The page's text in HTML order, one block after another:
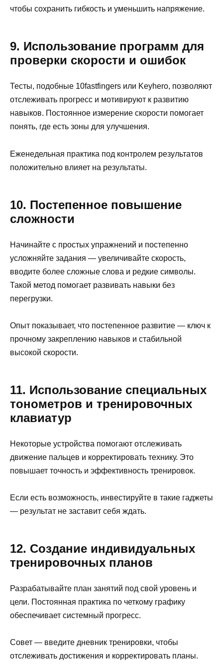
чтобы сохранить гибкость и уменьшить напряжение.
9. Использование программ для
проверки скорости и ошибок
Тесты, подобные 10fastfingers или Keyhero, позволяют
отслеживать прогресс и мотивируют к развитию
навыков. Постоянное измерение скорости помогает
понять, где есть зоны для улучшения.
Еженедельная практика под контролем результатов
положительно влияет на результаты.
10. Постепенное повышение
сложности
Начинайте с простых упражнений и постепенно
усложняйте задания — увеличивайте скорость,
вводите более сложные слова и редкие символы.
Такой метод помогает развивать навыки без
перегрузки.
Опыт показывает, что постепенное развитие — ключ к
прочному закреплению навыков и стабильной
высокой скорости.
11. Использование специальных
тонометров и тренировочных
клавиатур
Некоторые устройства помогают отслеживать
движение пальцев и корректировать технику. Это
повышает точность и эффективность тренировок.
Если есть возможность, инвестируйте в такие гаджеты
— результат не заставит себя ждать.
12. Создание индивидуальных
тренировочных планов
Разрабатывайте план занятий под свой уровень и
цели. Постоянная практика по четкому графику
обеспечивает системный прогресс.
Совет — введите дневник тренировки, чтобы
отслеживать достижения и корректировать планы.